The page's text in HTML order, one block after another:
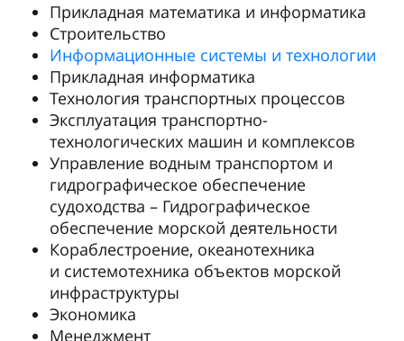
Прикладная математика и информатика
Строительство
Информационные системы и технологии
Прикладная информатика
Технология транспортных процессов
Эксплуатация транспортно-
технологических машин и комплексов
Управление водным транспортом и
гидрографическое обеспечение
судоходства – Гидрографическое
обеспечение морской деятельности
Кораблестроение, океанотехника
и системотехника объектов морской
инфраструктуры
Экономика
Менеджмент